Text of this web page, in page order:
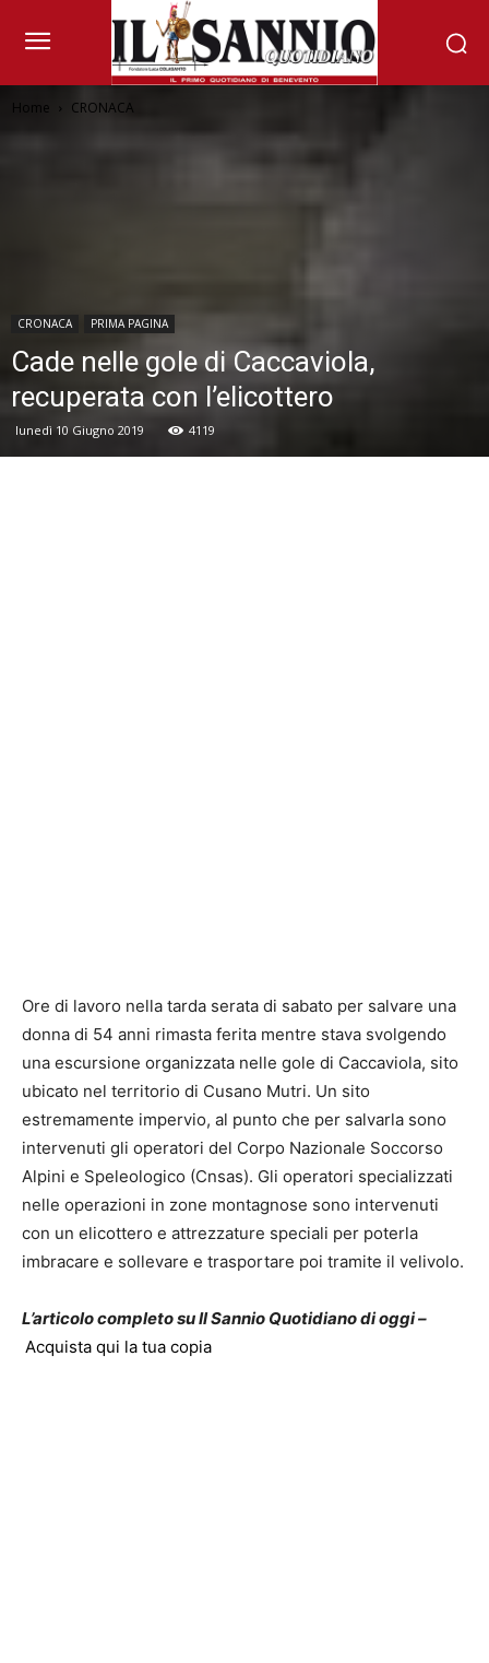
Home CRONACA
CRONACA PRIMA PAGINA
Cade nelle gole di Caccaviola,
recuperata con l’elicottero
lunedì 10 Giugno 2019 4119
Ore di lavoro nella tarda serata di sabato per salvare una
donna di 54 anni rimasta ferita mentre stava svolgendo
una escursione organizzata nelle gole di Caccaviola, sito
ubicato nel territorio di Cusano Mutri. Un sito
estremamente impervio, al punto che per salvarla sono
intervenuti gli operatori del Corpo Nazionale Soccorso
Alpini e Speleologico (Cnsas). Gli operatori specializzati
nelle operazioni in zone montagnose sono intervenuti
con un elicottero e attrezzature speciali per poterla
imbracare e sollevare e trasportare poi tramite il velivolo.
L’articolo completo su Il Sannio Quotidiano di oggi –
Acquista qui la tua copia